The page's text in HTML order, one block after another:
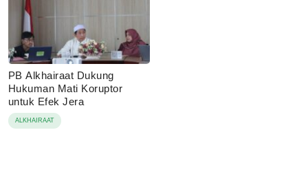
PB Alkhairaat Dukung
Hukuman Mati Koruptor
untuk Efek Jera
ALKHAIRAAT